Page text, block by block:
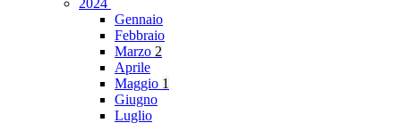
2024
Gennaio
Febbraio
Marzo 2
Aprile
Maggio 1
Giugno
Luglio